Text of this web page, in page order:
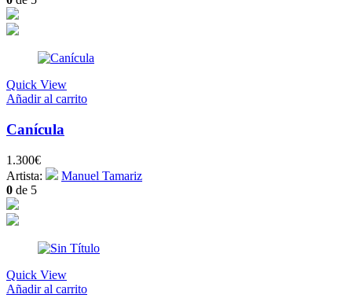
Quick View
Añadir al carrito
Canícula
1.300€
Artista:
Manuel Tamariz
0 de 5
Quick View
Añadir al carrito